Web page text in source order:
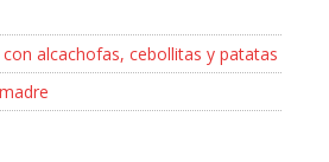
alcachofas, cebollitas y patatas